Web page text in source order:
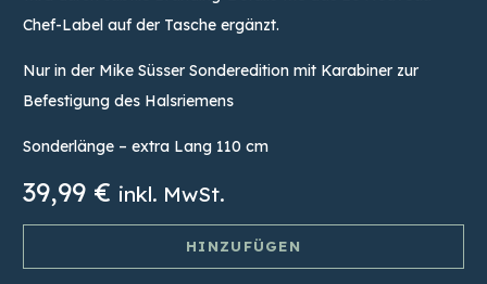
Chef-Label auf der Tasche ergänzt.
Nur in der Mike Süsser Sonderedition mit Karabiner zur
Befestigung des Halsriemens
Sonderlänge – extra Lang 110 cm
39,99 € inkl. MwSt.
Signierte
HINZUFÜGEN